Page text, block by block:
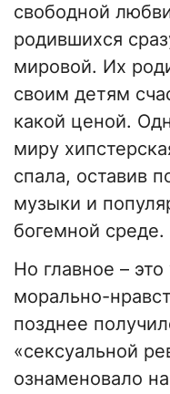
свободной
родившихся
мировой. Их
своим детям
какой ценой.
миру
спала, оставив
музыки и
богемной среде.
Но главное –
морально-
позднее
«сексуальной
ознаменовало